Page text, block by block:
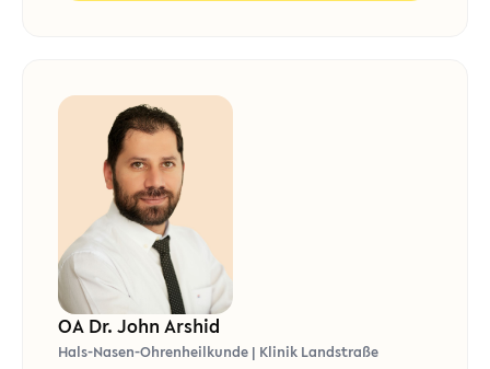
OA Dr. John Arshid
Hals-Nasen-Ohrenheilkunde | Klinik Landstraße